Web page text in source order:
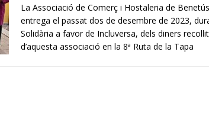
La Associació de Comerç i Hostaleria de
entrega el passat dos de desembre de 2023,
Solidària a favor de Incluversa, dels diners
d’aquesta associació en la 8ª Ruta de la Tapa